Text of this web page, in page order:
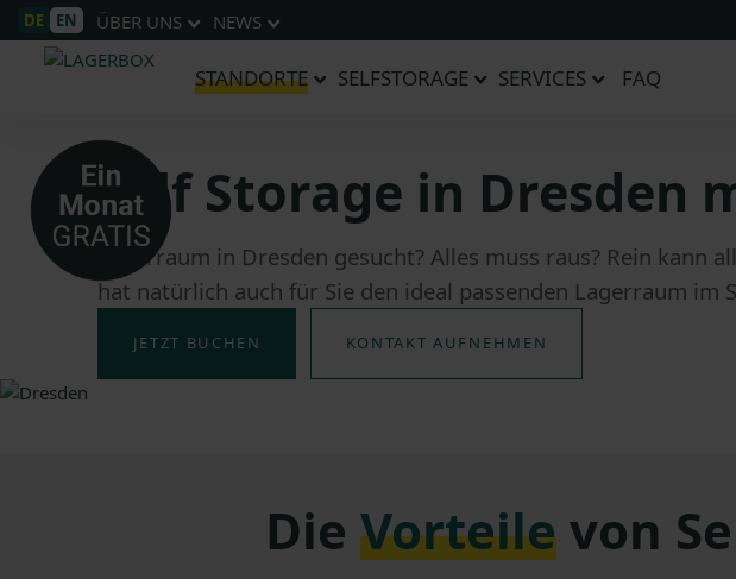
DE EN ÜBER UNS NEWS
STANDORTE SELFSTORAGE SERVICES FAQ
Self Storage in Dresden
Lagerraum in Dresden gesucht? Alles muss raus? Rein kann
hat natürlich auch für Sie den ideal passenden Lagerraum im
JETZT BUCHEN KONTAKT AUFNEHMEN
Die Vorteilevon